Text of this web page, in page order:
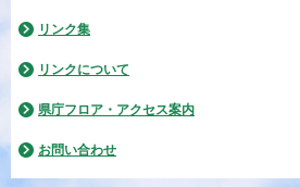
リンク集
リンクについて
県庁フロア・アクセス案内
お問い合わせ